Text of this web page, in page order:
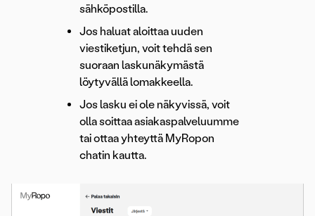
sähköpostilla.
Jos haluat aloittaa uuden
viestiketjun, voit tehdä sen
suoraan laskunäkymästä
löytyvällä lomakkeella.
Jos lasku ei ole näkyvissä, voit
olla soittaa asiakaspalveluumme
tai ottaa yhteyttä MyRopon
chatin kautta.